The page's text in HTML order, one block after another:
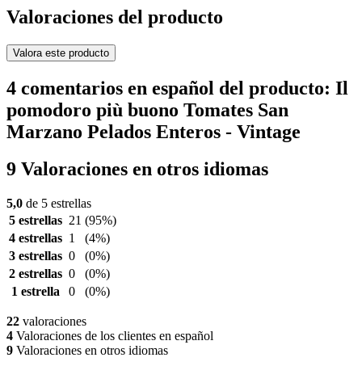
Valoraciones del producto
Valora este producto
4 comentarios en español del producto: Il
pomodoro più buono Tomates San
Marzano Pelados Enteros - Vintage
9 Valoraciones en otros idiomas
5,0 de 5 estrellas
5 estrellas 21 (95%)
4 estrellas 1
(4%)
3 estrellas 0
(0%)
2 estrellas 0
(0%)
1 estrella
0 (0%)
22 valoraciones
4 Valoraciones de los clientes en español
9 Valoraciones en otros idiomas